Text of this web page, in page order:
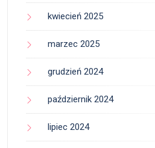
kwiecień 2025
marzec 2025
grudzień 2024
październik 2024
lipiec 2024